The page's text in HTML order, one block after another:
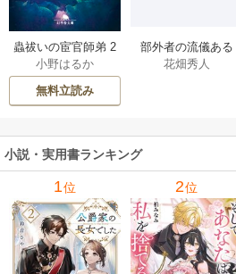
蟲祓いの宦官師弟 2
巻
小野はるか
無料立読み
部外者の流儀ある
日、三木たかしの5
したか 1巻
花畑秀人
小説・実用書ランキング
1位 2位